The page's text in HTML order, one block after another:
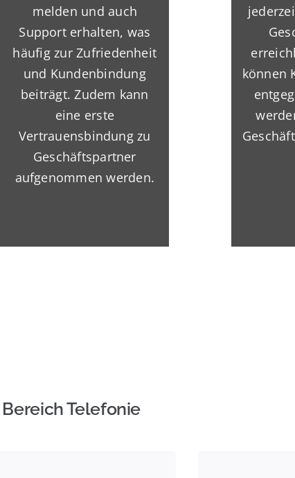
melden und auch
Support erhalten, was
häufig zur Zufriedenheit
und Kundenbindung
beiträgt. Zudem kann
eine erste
Vertrauensbindung zu
Geschäftspartner
aufgenommen werden.
können
Telefonie